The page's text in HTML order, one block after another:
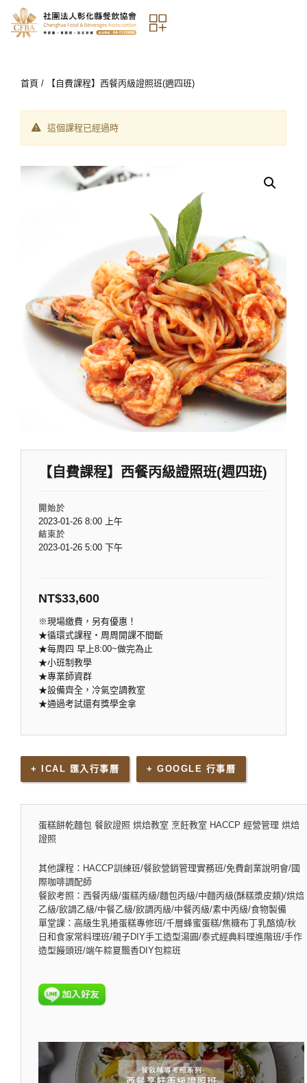
首頁 / 【自費課程】西餐丙級證照班(週四班)
這個課程已經過時
【自費課程】西餐丙級證照班(週四班)
開始於
2023-01-26 8:00 上午
結束於
2023-01-26 5:00 下午
NT$33,600
※現場繳費，另有優惠！
★循環式課程‧周周開課不間斷
★每周四 早上8:00~做完為止
★小班制教學
★專業師資群
★設備齊全，冷氣空調教室
★通過考試還有獎學金拿
+ ICAL 匯入行事曆 + GOOGLE 行事曆
蛋糕餅乾麵包 餐飲證照 烘焙教室 烹飪教室 HACCP 經營管理 烘焙
證照
其他課程：HACCP訓練班/餐飲營銷管理實務班/免費創業說明會/國
際咖啡調配師
餐飲考照：西餐丙級/蛋糕丙級/麵包丙級/中麵丙級(酥糕漿皮類)/烘焙
乙級/飲調乙級/中餐乙級/飲調丙級/中餐丙級/素中丙級/食物製備
單堂課：高級生乳捲蛋糕專修班/千層蜂蜜蛋糕/焦糖布丁乳酪燒/秋
日和食家常料理班/親子DIY手工造型湯圓/泰式經典料理進階班/手作
造型饅頭班/端午粽夏飄香DIY包粽班